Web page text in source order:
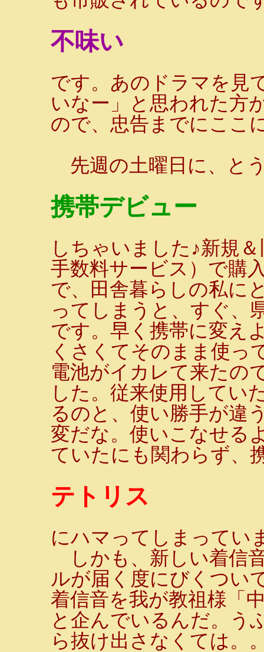
不味い
です。あのドラマを見
いなー」と思われた方
ので、忠告までにここ
先週の土曜日に、と
携帯デビュー
しちゃいました♪新規
手数料サービス）で購
で、田舎暮らしの私に
ってしまうと、すぐ、
です。早く携帯に変え
くさくてそのまま使っ
電池がイカレて来たの
した。従来使用してい
るのと、使い勝手が違
変だな。使いこなせる
ていたにも関わらず、
テトリス
にハマってしまってい
しかも、新しい着信
ルが届く度にびくつい
着信音を我が教祖様「
と企んでいるんだ。う
ら抜け出さなくては。